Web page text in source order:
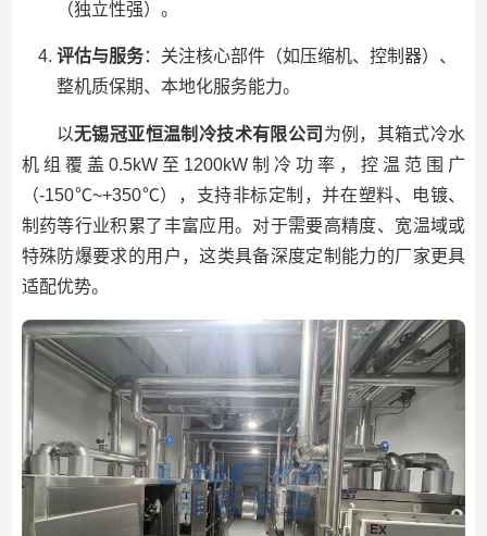
（独立性强）。
评估与服务：关注核心部件（如压缩机、控制器）、
整机质保期、本地化服务能力。
以无锡冠亚恒温制冷技术有限公司 为例，其箱式冷水
机组覆盖0.5kW至1200kW制冷功率，控温范围广
（-150℃~+350℃），支持非标定制，并在塑料、电镀、
制药等行业积累了丰富应用。对于需要高精度、宽温域或
特殊防爆要求的用户，这类具备深度定制能力的厂家更具
适配优势。